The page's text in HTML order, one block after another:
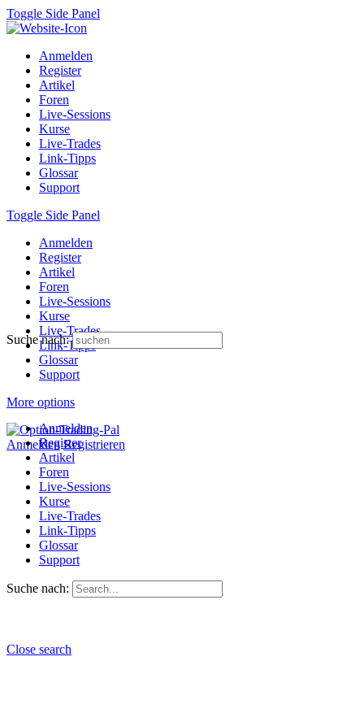
Toggle Side Panel
Anmelden
Register
Artikel
Foren
Live-Sessions
Kurse
Live-Trades
Link-Tipps
Glossar
Support
Toggle Side Panel
Anmelden
Register
Artikel
Foren
Live-Sessions
Kurse
Live-Trades
Link-Tipps
Glossar
Support
More options
Anmelden Registrieren
Suche nach:
Anmelden
Register
Artikel
Foren
Live-Sessions
Kurse
Live-Trades
Link-Tipps
Glossar
Support
Suche nach:
Close search